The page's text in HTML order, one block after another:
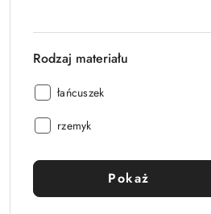
Rodzaj materiału
Rodzaj
łańcuszek
Rodzaj
rzemyk
Pokaż